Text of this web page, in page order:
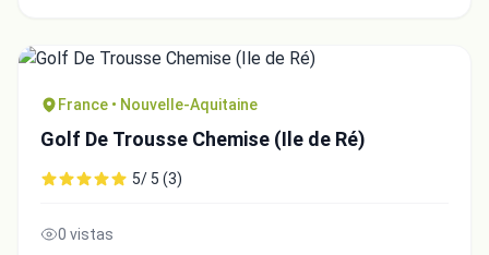
France • Nouvelle-Aquitaine
Golf De Trousse Chemise (Ile de Ré)
5/ 5 (3)
0 vistas